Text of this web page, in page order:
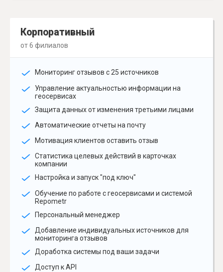
Корпоративный
от 6 филиалов
Мониторинг отзывов с 25 источников
Управление актуальностью информации на
геосервисах
Защита данных от изменения третьими лицами
Автоматические отчеты на почту
Мотивация клиентов оставить отзыв
Статистика целевых действий в карточках
компании
Настройка и запуск "под ключ"
Обучение по работе с геосервисами и системой
Repometr
Персональный менеджер
Добавление индивидуальных источников для
мониторинга отзывов
Доработка системы под ваши задачи
Доступ к API